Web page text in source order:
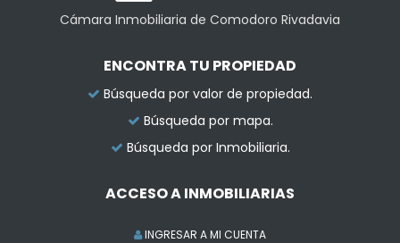
Cámara Inmobiliaria de Comodoro Rivadavia
ENCONTRA TU PROPIEDAD
Búsqueda por valor de propiedad.
Búsqueda por mapa.
Búsqueda por Inmobiliaria.
ACCESO A INMOBILIARIAS
INGRESAR A MI CUENTA